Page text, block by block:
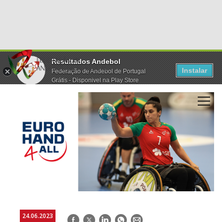
Resultados Andebol
Federação de Andebol de Portugal
Grátis - Disponivel na Play Store
Instalar
24.06.2023 Facebook
TwitterLinkedInWhatsApp
E-